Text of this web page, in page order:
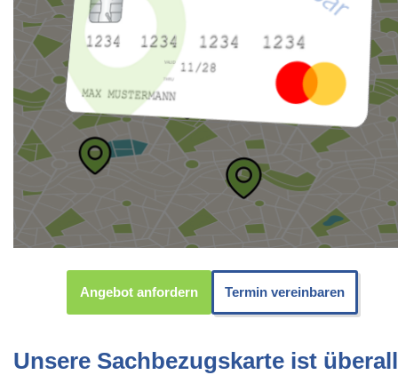
Angebot anfordern Termin vereinbaren
Unsere Sachbezugskarte ist überall